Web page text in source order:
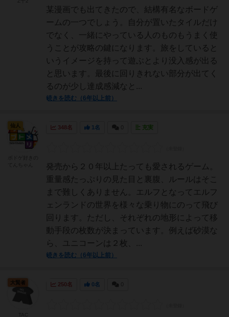
某漫画でも出てきたので、結構有名なボードゲ
ームの一つでしょう。自分が置いたタイルだけ
でなく、一緒にやっている人のものもうまく使
うことが攻略の鍵になります。旅をしていると
いうイメージを持って遊ぶとより没入感が出る
と思います。最後に回りきれない部分が出てく
るのが少し達成感減なと...
続きを読む（6年以上前）
348名 1名 充実
発売から２０年以上たっても愛されるゲーム。
重量感たっぷりの見た目と裏腹、ルールはそこ
まで難しくありません。エルフとなってエルフ
ェンランドの世界を様々な乗り物にのって飛び
回ります。ただし、それぞれの地形によって移
動手段の枚数が決まっています。例えば砂漠な
ら、ユニコーンは２枚、...
続きを読む（6年以上前）
仙人
250名 0名
大賢者